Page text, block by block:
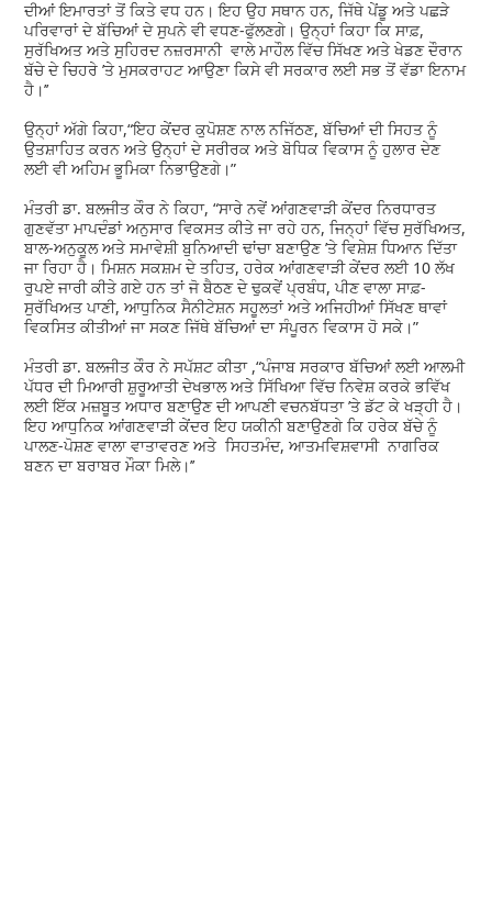
ਦੀਆਂ ਇਮਾਰਤਾਂ ਤੋਂ ਕਿਤੇ ਵਧ ਹਨ। ਇਹ ਉਹ ਸਥਾਨ ਹਨ, ਜਿੱਥੇ ਪੇਂਡੂ ਅਤੇ ਪਛੜੇ
ਪਰਿਵਾਰਾਂ ਦੇ ਬੱਚਿਆਂ ਦੇ ਸੁਪਨੇ ਵੀ ਵਧਣ-ਫੁੱਲਣਗੇ। ਉਨ੍ਹਾਂ ਕਿਹਾ ਕਿ ਸਾਫ਼,
ਸੁਰੱਖਿਅਤ ਅਤੇ ਸੁਹਿਰਦ ਨਜ਼ਰਸਾਨੀ ਵਾਲੇ ਮਾਹੌਲ ਵਿੱਚ ਸਿੱਖਣ ਅਤੇ ਖੇਡਣ ਦੌਰਾਨ
ਬੱਚੇ ਦੇ ਚਿਹਰੇ ’ਤੇ ਮੁਸਕਰਾਹਟ ਆਉਣਾ ਕਿਸੇ ਵੀ ਸਰਕਾਰ ਲਈ ਸਭ ਤੋਂ ਵੱਡਾ ਇਨਾਮ
ਹੈ।’’
ਉਨ੍ਹਾਂ ਅੱਗੇ ਕਿਹਾ,“ਇਹ ਕੇਂਦਰ ਕੁਪੋਸ਼ਣ ਨਾਲ ਨਜਿੱਠਣ, ਬੱਚਿਆਂ ਦੀ ਸਿਹਤ ਨੂੰ
ਉਤਸ਼ਾਹਿਤ ਕਰਨ ਅਤੇ ਉਨ੍ਹਾਂ ਦੇ ਸਰੀਰਕ ਅਤੇ ਬੋਧਿਕ ਵਿਕਾਸ ਨੂੰ ਹੁਲਾਰ ਦੇਣ
ਲਈ ਵੀ ਅਹਿਮ ਭੂਮਿਕਾ ਨਿਭਾਉਣਗੇ।”
ਮੰਤਰੀ ਡਾ. ਬਲਜੀਤ ਕੌਰ ਨੇ ਕਿਹਾ, “ਸਾਰੇ ਨਵੇਂ ਆਂਗਣਵਾੜੀ ਕੇਂਦਰ ਨਿਰਧਾਰਤ
ਗੁਣਵੱਤਾ ਮਾਪਦੰਡਾਂ ਅਨੁਸਾਰ ਵਿਕਸਤ ਕੀਤੇ ਜਾ ਰਹੇ ਹਨ, ਜਿਨ੍ਹਾਂ ਵਿੱਚ ਸੁਰੱਖਿਅਤ,
ਬਾਲ-ਅਨੁਕੂਲ ਅਤੇ ਸਮਾਵੇਸ਼ੀ ਬੁਨਿਆਦੀ ਢਾਂਚਾ ਬਣਾਉਣ ’ਤੇ ਵਿਸ਼ੇਸ਼ ਧਿਆਨ ਦਿੱਤਾ
ਜਾ ਰਿਹਾ ਹੈ। ਮਿਸ਼ਨ ਸਕਸ਼ਮ ਦੇ ਤਹਿਤ, ਹਰੇਕ ਆਂਗਣਵਾੜੀ ਕੇਂਦਰ ਲਈ 10 ਲੱਖ
ਰੁਪਏ ਜਾਰੀ ਕੀਤੇ ਗਏ ਹਨ ਤਾਂ ਜੋ ਬੈਠਣ ਦੇ ਢੁਕਵੇਂ ਪ੍ਰਬੰਧ, ਪੀਣ ਵਾਲਾ ਸਾਫ਼-
ਸੁਰੱਖਿਅਤ ਪਾਣੀ, ਆਧੁਨਿਕ ਸੈਨੀਟੇਸ਼ਨ ਸਹੂਲਤਾਂ ਅਤੇ ਅਜਿਹੀਆਂ ਸਿੱਖਣ ਥਾਵਾਂ
ਵਿਕਸਿਤ ਕੀਤੀਆਂ ਜਾ ਸਕਣ ਜਿੱਥੇ ਬੱਚਿਆਂ ਦਾ ਸੰਪੂਰਨ ਵਿਕਾਸ ਹੋ ਸਕੇ।”
ਮੰਤਰੀ ਡਾ. ਬਲਜੀਤ ਕੌਰ ਨੇ ਸਪੱਸ਼ਟ ਕੀਤਾ ,“ਪੰਜਾਬ ਸਰਕਾਰ ਬੱਚਿਆਂ ਲਈ ਆਲਮੀ
ਪੱਧਰ ਦੀ ਮਿਆਰੀ ਸ਼ੁਰੂਆਤੀ ਦੇਖਭਾਲ ਅਤੇ ਸਿੱਖਿਆ ਵਿੱਚ ਨਿਵੇਸ਼ ਕਰਕੇ ਭਵਿੱਖ
ਲਈ ਇੱਕ ਮਜ਼ਬੂਤ ਅਧਾਰ ਬਣਾਉਣ ਦੀ ਆਪਣੀ ਵਚਨਬੱਧਤਾ ’ਤੇ ਡੱਟ ਕੇ ਖੜ੍ਹੀ ਹੈ।
ਇਹ ਆਧੁਨਿਕ ਆਂਗਣਵਾੜੀ ਕੇਂਦਰ ਇਹ ਯਕੀਨੀ ਬਣਾਉਣਗੇ ਕਿ ਹਰੇਕ ਬੱਚੇ ਨੂੰ
ਪਾਲਣ-ਪੋਸ਼ਣ ਵਾਲਾ ਵਾਤਾਵਰਣ ਅਤੇ ਸਿਹਤਮੰਦ, ਆਤਮਵਿਸ਼ਵਾਸੀ ਨਾਗਰਿਕ
ਬਣਨ ਦਾ ਬਰਾਬਰ ਮੌਕਾ ਮਿਲੇ।’’